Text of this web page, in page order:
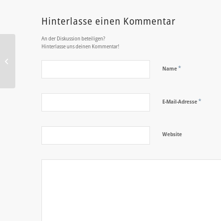
Hinterlasse einen Kommentar
An der Diskussion beteiligen?
Hinterlasse uns deinen Kommentar!
Name*
E-Mail-Adresse*
Website
Zertifizierung zum
Shopware 6 Certified